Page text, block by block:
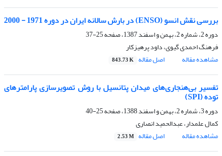
بررسی نقش انسو (ENSO) در بارش سالانه ایران در دوره 1971 - 2000
دوره 2، شماره 2، بهمن و اسفند 1387، صفحه
25-37
فرهنگ احمدی گیوی، داود پرهیزکار
مشاهده مقاله
اصل مقاله 843.73 K
تفسیر بی‌هنجاری‌های میدان پتانسیل با روش تصویرسازی پارامترهای
توده (SPI)
دوره 3، شماره 2، بهمن و اسفند 1388، صفحه
25-40
کمال علمدار، عبدالحمید انصاری
مشاهده مقاله
اصل مقاله 2.53 M